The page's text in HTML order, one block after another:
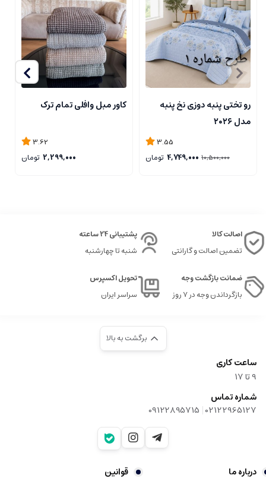
رو تختی پنبه دوزی نخ پنبه
مدل ۲۰۲۶
3.55
10,500,000
4,749,000 تومان
کاور مبل وافلی تمام ترک
3.62
2,299,000 تومان
اصالت کالا
تضمین اصالت و گارانتی
پشتیبانی 24 ساعته
شنبه تا چهارشنبه
ضمانت بازگشت وجه
بازگرداندن وجه در ۷ روز
تحویل اکسپرس
سراسر ایران
برگشت به بالا
ساعت کاری
9‌ تا ۱۷
شماره تماس
02122965127
|
09122895715
درباره ما قوانین